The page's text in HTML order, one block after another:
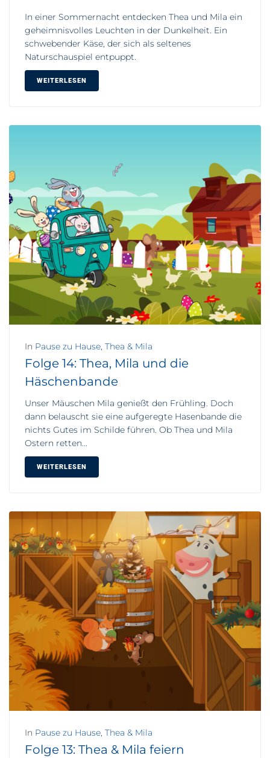
In einer Sommernacht entdecken Thea und Mila ein
geheimnisvolles Leuchten in der Dunkelheit. Ein
schwebender Käse, der sich als seltenes
Naturschauspiel entpuppt.
WEITERLESEN
In Pause zu Hause, Thea & Mila
Folge 14: Thea, Mila und die
Häschenbande
Unser Mäuschen Mila genießt den Frühling. Doch
dann belauscht sie eine aufgeregte Hasenbande die
nichts Gutes im Schilde führen. Ob Thea und Mila
Ostern retten...
WEITERLESEN
In Pause zu Hause, Thea & Mila
Folge 13: Thea & Mila feiern